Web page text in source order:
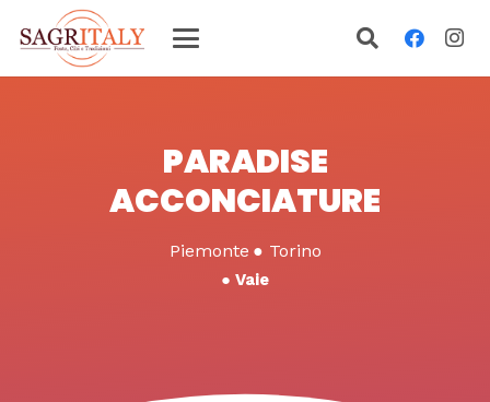
PARADISE
ACCONCIATURE
Piemonte ● Torino
● Vaie